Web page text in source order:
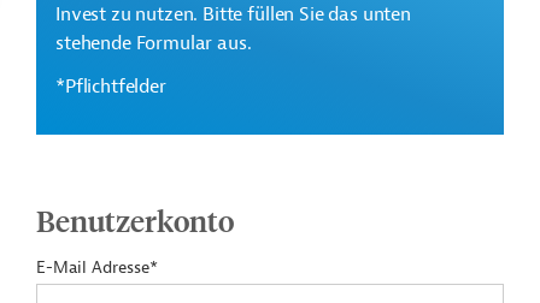
Invest zu nutzen. Bitte füllen Sie das unten
stehende Formular aus.
*Pflichtfelder
Benutzerkonto
E-Mail Adresse*